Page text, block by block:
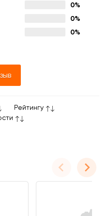
0%
0%
0%
Рейтингу